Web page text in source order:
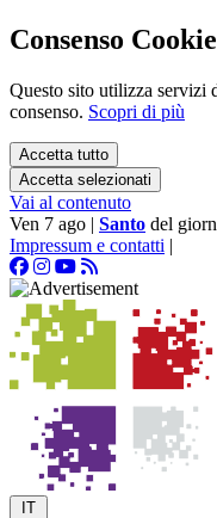
Consenso Cookie
Questo sito utilizza servizi
consenso. Scopri di più
Accetta tutto
Accetta selezionati
Vai al contenuto
Ven 7 ago | Santo del
Impressum e contatti |
IT